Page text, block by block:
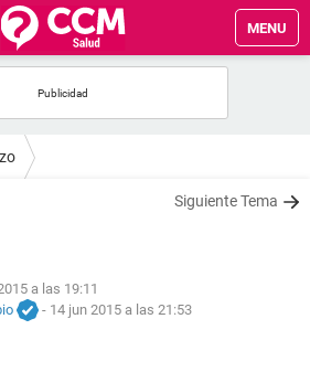
MENU
Siguiente Tema
a las 19:11
- 14 jun 2015 a las 21:53